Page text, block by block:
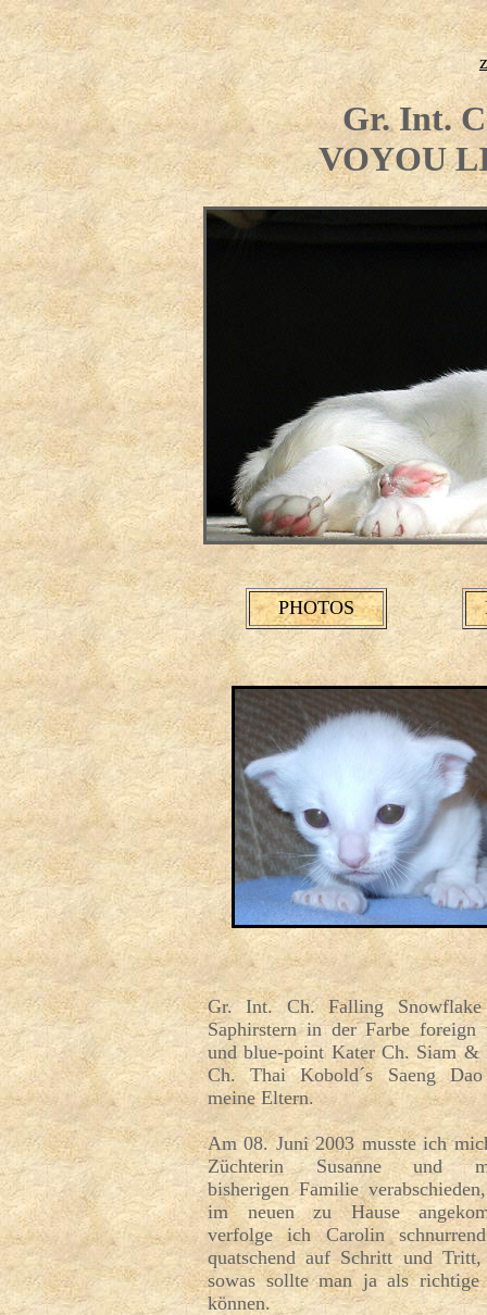
Gr. Int.
VOYOU
PHOTOS
Gr. Int. Ch. Falling
Saphirstern in der Farbe foreign
und blue-point Kater Ch. Siam &
Ch. Thai Kobold´s Saeng
meine Eltern.
Am 08. Juni 2003 musste ich
Züchterin Susanne und
bisherigen Familie
im neuen zu Hause
verfolge ich Carolin
quatschend auf Schritt und Tritt,
sowas sollte man ja als richtige
können.